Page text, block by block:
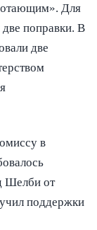
Для
поправки. В
две
в
Шелби от
поддержки